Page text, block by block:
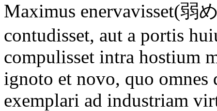
Maximus enervavisset(弱
contudisset, aut a portis
compulisset intra hostium
ignoto et novo, quo omnes
exemplari ad industriam